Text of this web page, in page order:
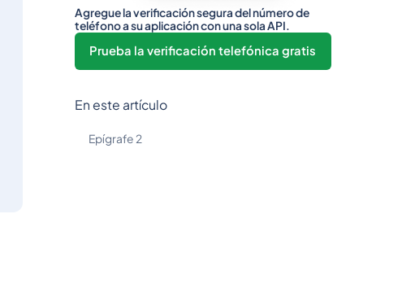
Agregue la verificación segura del número de
teléfono a su aplicación con una sola API.
Prueba la verificación telefónica gratis
En este artículo
Epígrafe 2